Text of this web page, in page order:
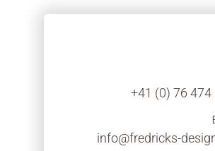
+41 (0) 76 474
info@fredricks-